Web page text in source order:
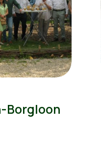
Borgloon